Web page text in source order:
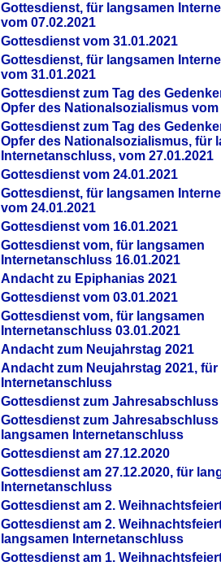
Gottesdienst, für langsamen
vom 07.02.2021
Gottesdienst vom 31.01.2021
Gottesdienst, für langsamen
vom 31.01.2021
Gottesdienst zum Tag des
Opfer des Nationalsozialismus vom
Gottesdienst zum Tag des
Opfer des Nationalsozialismus, für
Internetanschluss, vom 27.01.2021
Gottesdienst vom 24.01.2021
Gottesdienst, für langsamen
vom 24.01.2021
Gottesdienst vom 16.01.2021
Gottesdienst vom, für langsamen
Internetanschluss 16.01.2021
Andacht zu Epiphanias 2021
Gottesdienst vom 03.01.2021
Gottesdienst vom, für langsamen
Internetanschluss 03.01.2021
Andacht zum Neujahrstag 2021
Andacht zum Neujahrstag 2021,
Internetanschluss
Gottesdienst zum Jahresabschluss
Gottesdienst zum Jahresabschluss
langsamen Internetanschluss
Gottesdienst am 27.12.2020
Gottesdienst am 27.12.2020, für
Internetanschluss
Gottesdienst am 2.
Gottesdienst am 2.
langsamen Internetanschluss
Gottesdienst am 1.